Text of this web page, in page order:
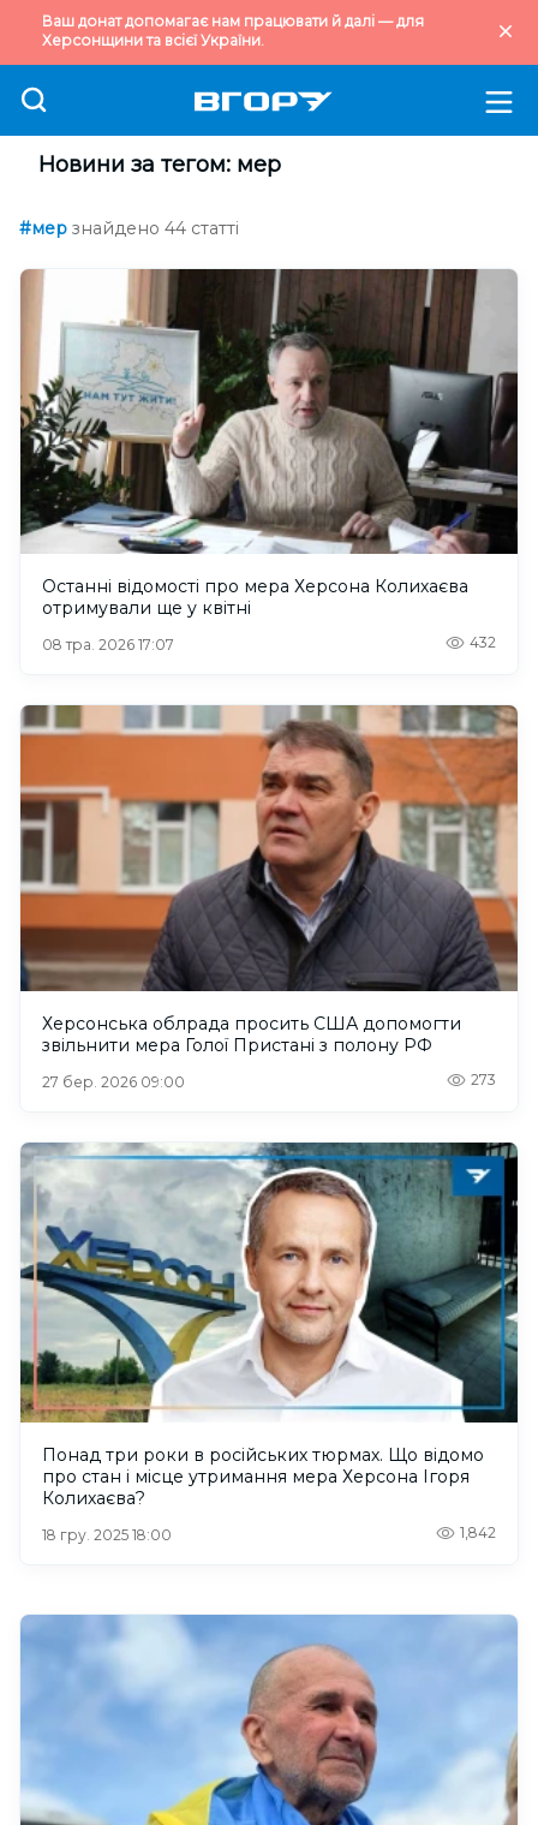
Ваш донат допомагає нам працювати й далі — для
Херсонщини та всієї України.
Новини за тегом: мер
#мер знайдено 44 статті
Останні відомості про мера Херсона Колихаєва
отримували ще у квітні
08 тра. 2026 17:07 432
Херсонська облрада просить США допомогти
звільнити мера Голої Пристані з полону РФ
27 бер. 2026 09:00 273
Понад три роки в російських тюрмах. Що відомо
про стан і місце утримання мера Херсона Ігоря
Колихаєва?
18 гру. 2025 18:00 1,842